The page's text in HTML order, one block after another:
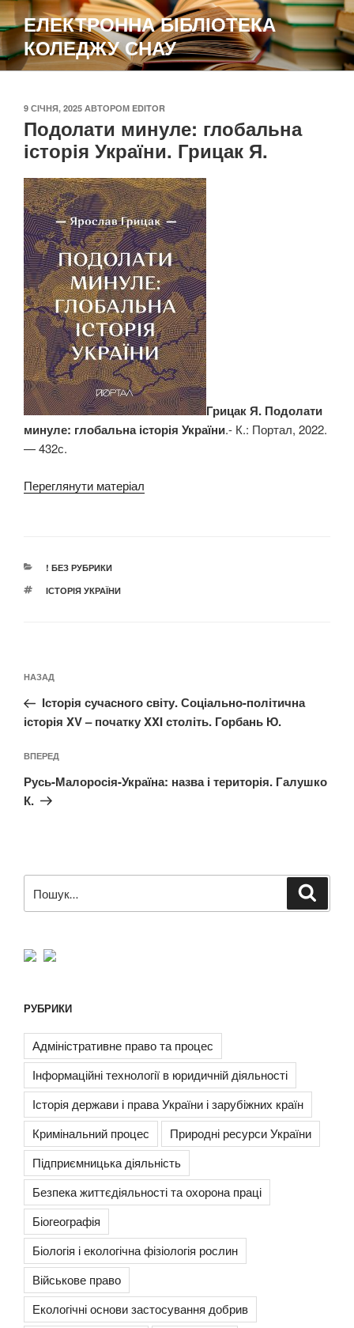
Перейти
до
вмісту
ЕЛЕКТРОННА БІБЛІОТЕКА
КОЛЕДЖУ СНАУ
ОПУБЛІКОВАНО
9 СІЧНЯ, 2025 АВТОРОМ EDITOR
Подолати минуле: глобальна
історія України. Грицак Я.
Грицак Я. Подолати
минуле: глобальна історія України.- К.: Портал, 2022.
— 432с.
Переглянути матеріал
КАТЕГОРІЇ
! БЕЗ РУБРИКИ
ПОЗНАЧКИ
ІСТОРІЯ УКРАЇНИ
записів
Попередній
запис:
НАЗАД
Історія сучасного світу. Соціально-політична
історія XV – початку XXI століть. Горбань Ю.
Наступний
запис
ВПЕРЕД
Русь-Малоросія-Україна: назва і територія. Галушко
К.
за
РУБРИКИ
Адміністративне право та процес
Інформаційні технології в юридичній діяльності
Історія держави і права України і зарубіжних країн
Кримінальний процес
Природні ресурси України
Підприємницька діяльність
Безпека життєдіяльності та охорона праці
Біогеографія
Біологія і екологічна фізіологія рослин
Військове право
Екологічні основи застосування добрив